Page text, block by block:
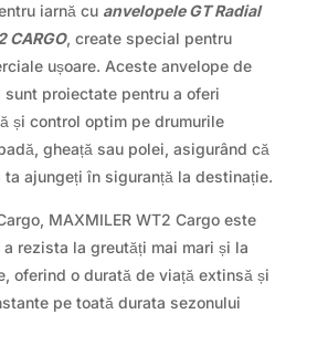
iarnă cu anvelopele GT Radial
CARGO, create special pentru
ușoare. Aceste anvelope de
sunt proiectate pentru a oferi
și control optim pe drumurile
gheață sau polei, asigurând că
ajungeți în siguranță la destinație.
MAXMILER WT2 Cargo este
rezista la greutăți mai mari și la
oferind o durată de viață extinsă și
pe toată durata sezonului